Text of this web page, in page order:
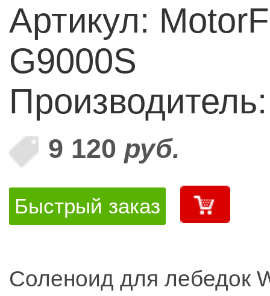
Артикул:
G9000S
9 120 руб.
Быстрый заказ
Соленоид для лебедок